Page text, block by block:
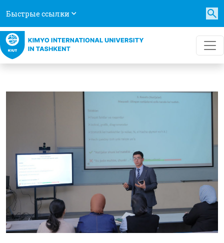
Быстрые ссылки